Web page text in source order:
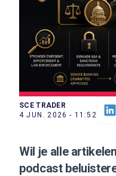
SCE TRADER
4 JUN. 2026 - 11:52
Wil je alle
podcast